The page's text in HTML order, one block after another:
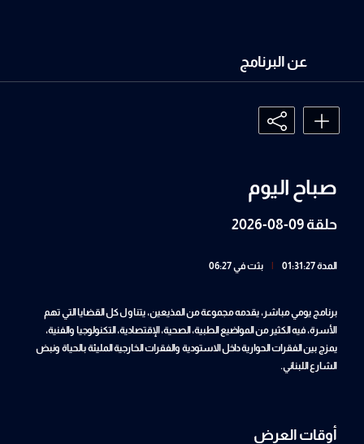
عن البرنامج
صباح اليوم
حلقة 09-08-2026
المدة 01:31:27 بثت في 06:27
برنامج يومي مباشر، يقدمه مجموعة من المذيعين، يتناول كل القضايا التي تهم
الأسرة، فيه الكثير من المواضيع الطبية، الصحية، الإقتصادية، التكنولوجيا والفنية،
يمزج بين الفقرات الحوارية داخل الاستودية والفقرات الخارجية المليئة بالحياة ونبض
الشارع اللبناني.
أوقات العرض